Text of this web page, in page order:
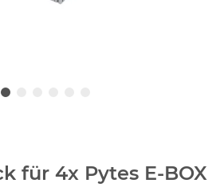
für 4x Pytes E-BOX